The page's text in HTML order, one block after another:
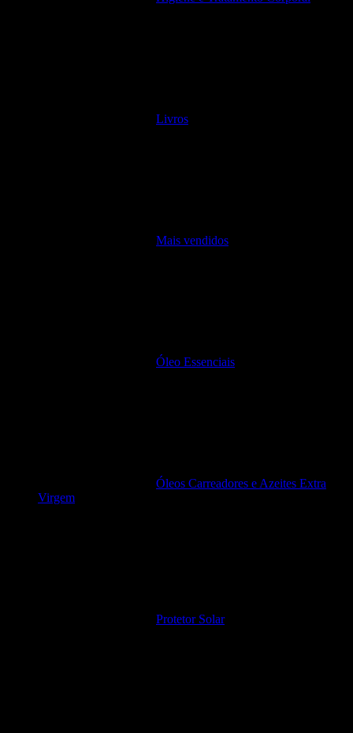
Livros
Mais vendidos
Óleo Essenciais
Óleos Carreadores e Azeites Extra
Virgem
Protetor Solar